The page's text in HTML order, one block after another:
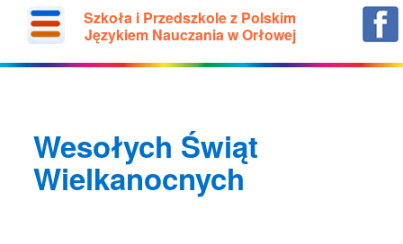
Szkoła i Przedszkole z Polskim
Językiem Nauczania w Orłowej
Wesołych Świąt
Wielkanocnych